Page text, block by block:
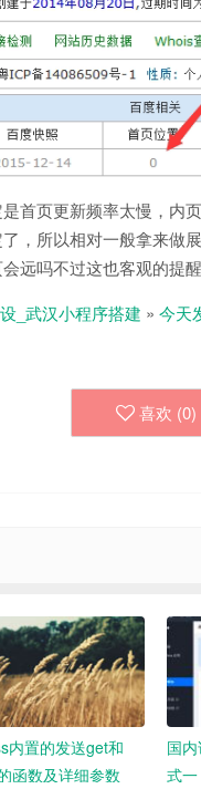
首页更新频率太慢，内
，所以相对一般拿来做
远吗不过这也客观的提醒
_武汉小程序搭建 » 今天
喜欢 (0)
内置的发送get和
函数及详细参数
国
式一